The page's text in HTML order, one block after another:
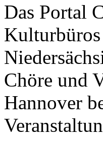
Das Portal
Chöre und
Hannover